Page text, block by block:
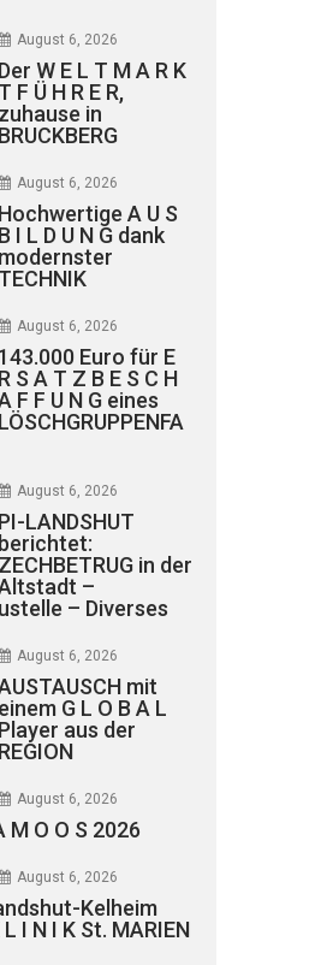
August 6, 2026
Der W E L T M A R K
T F Ü H R E R,
zuhause in
BRUCKBERG
August 6, 2026
Hochwertige A U S
B I L D U N G dank
modernster
TECHNIK
August 6, 2026
143.000 Euro für E
R S A T Z B E S C H
F F U N G eines
LÖSCHGRUPPENFA
August 6, 2026
PI-LANDSHUT
berichtet:
ZECHBETRUG in der
–
– Diverses
August 6, 2026
mit
einem G L O B A L
Player aus der
REGION
August 6, 2026
M O O S 2026
August 6, 2026
Kelheim
I N I K St. MARIEN